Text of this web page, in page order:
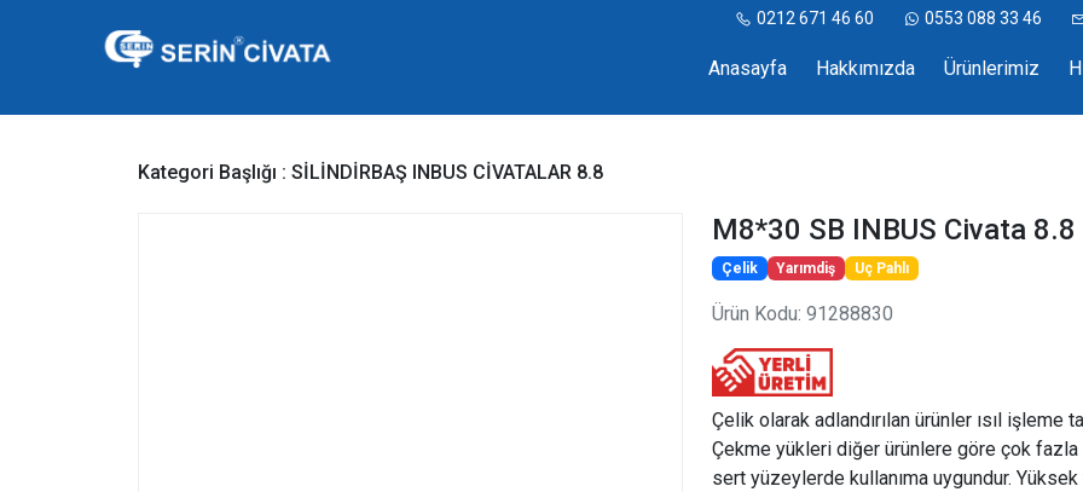
0212 671 46 60 0553 088 33 46
Anasayfa Hakkımızda Ürünlerimiz
Kategori Başlığı : SİLİNDİRBAŞ INBUS CİVATALAR 8.8
M8*30 SB INBUS Civata
Çelik Yarımdiş Uç Pahlı
Ürün Kodu: 91288830
Çelik olarak adlandırılan ürünler ısıl işleme
Çekme yükleri diğer ürünlere göre çok
sert yüzeylerde kullanıma uygundur.